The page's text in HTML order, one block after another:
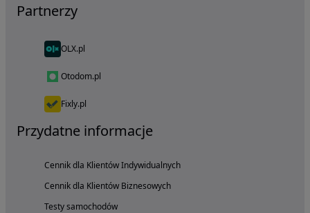
Partnerzy
OLX.pl
Otodom.pl
Fixly.pl
Przydatne informacje
Cennik dla Klientów Indywidualnych
Cennik dla Klientów Biznesowych
Testy samochodów